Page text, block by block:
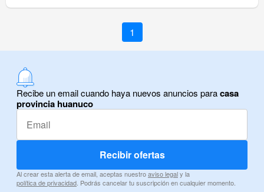
1
Recibe un email cuando haya nuevos anuncios paracasa
provincia huanuco
Recibir ofertas
Al crear esta alerta de email, aceptas nuestroaviso legaly la
política de privacidad . Podrás cancelar tu suscripción en cualquier momento.